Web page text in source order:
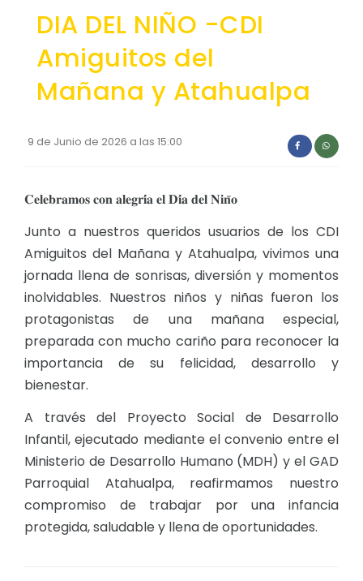
Convocatorias
GESTIÓN ADMINISTRATIVA
Plan de desarrollo y Ordenamiento Territorial -
Plan Anual Contratación - PAC
Plan Operativo Anual - POA
PRESUPUESTO: EJECUCIÓN Y REPORTES
Cédulas presupuestarias y balances
Procesos de contratación
Ejecución Presupuestaria
Obras y proyectos
DIA DEL NIÑO -CDI
Amiguitos del
Mañana y Atahualpa
9 de Junio de 2026 a las 15:00
𝐂𝐞𝐥𝐞𝐛𝐫𝐚𝐦𝐨𝐬 𝐜𝐨𝐧 𝐚𝐥𝐞𝐠𝐫𝐢́𝐚 𝐞𝐥 𝐃𝐢́𝐚 𝐝𝐞𝐥 𝐍𝐢𝐧̃𝐨
Junto a nuestros queridos usuarios de los CDI
Amiguitos del Mañana y Atahualpa, vivimos una
jornada llena de sonrisas, diversión y momentos
inolvidables. Nuestros niños y niñas fueron los
protagonistas de una mañana especial,
preparada con mucho cariño para reconocer la
importancia de su felicidad, desarrollo y
bienestar.
A través del Proyecto Social de Desarrollo
Infantil, ejecutado mediante el convenio entre el
Ministerio de Desarrollo Humano (MDH) y el GAD
Parroquial Atahualpa, reafirmamos nuestro
compromiso de trabajar por una infancia
protegida, saludable y llena de oportunidades.